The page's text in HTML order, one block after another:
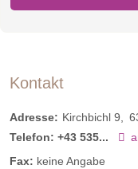
Kontakt
Adresse: Kirchbichl 9
Telefon: +43 535...
Fax: keine Angabe